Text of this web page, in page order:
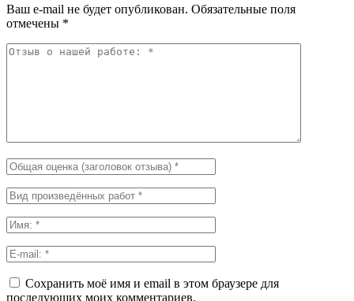
Ваш e-mail не будет опубликован. Обязательные поля
отмечены *
Сохранить моё имя и email в этом браузере для
последующих моих комментариев.